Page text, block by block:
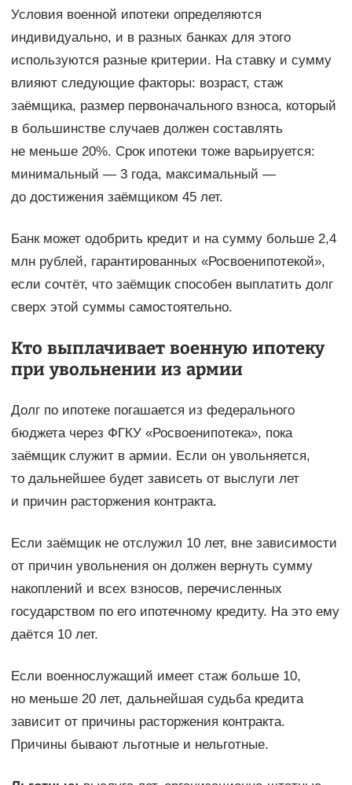
Условия военной ипотеки определяются
индивидуально, и в разных банках для этого
используются разные критерии. На ставку и сумму
влияют следующие факторы: возраст, стаж
заёмщика, размер первоначального взноса, который
в большинстве случаев должен составлять
не меньше 20%. Срок ипотеки тоже варьируется:
минимальный — 3 года, максимальный —
до достижения заёмщиком 45 лет.
Банк может одобрить кредит и на сумму больше 2,4
млн рублей, гарантированных «Росвоенипотекой»,
если сочтёт, что заёмщик способен выплатить долг
сверх этой суммы самостоятельно.
Кто выплачивает военную ипотеку
при увольнении из армии
Долг по ипотеке погашается из федерального
бюджета через ФГКУ «Росвоенипотека», пока
заёмщик служит в армии. Если он увольняется,
то дальнейшее будет зависеть от выслуги лет
и причин расторжения контракта.
Если заёмщик не отслужил 10 лет, вне зависимости
от причин увольнения он должен вернуть сумму
накоплений и всех взносов, перечисленных
государством по его ипотечному кредиту. На это ему
даётся 10 лет.
Если военнослужащий имеет стаж больше 10,
но меньше 20 лет, дальнейшая судьба кредита
зависит от причины расторжения контракта.
Причины бывают льготные и нельготные.